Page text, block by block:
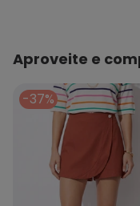
Aproveite e
-37%